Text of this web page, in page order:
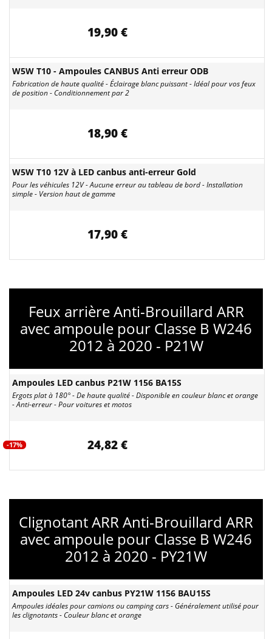
19,90 €
W5W T10 - Ampoules CANBUS Anti erreur ODB
Fabrication de haute qualité - Éclairage blanc puissant - Idéal pour vos feux
de position - Conditionnement par 2
18,90 €
W5W T10 12V à LED canbus anti-erreur Gold
Pour les véhicules 12V - Aucune erreur au tableau de bord - Installation
simple - Version haut de gamme
17,90 €
Feux arrière Anti-Brouillard ARR
avec ampoule pour Classe B W246
2012 à 2020 - P21W
Ampoules LED canbus P21W 1156 BA15S
Ergots plat à 180° - De haute qualité - Disponible en couleur blanc et orange
- Anti-erreur - Pour voitures et motos
-17% 24,82 €
Clignotant ARR Anti-Brouillard ARR
avec ampoule pour Classe B W246
2012 à 2020 - PY21W
Ampoules LED 24v canbus PY21W 1156 BAU15S
Ampoules idéales pour camions ou camping cars - Généralement utilisé pour
les clignotants - Couleur blanc et orange